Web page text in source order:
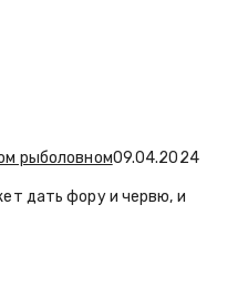
рыболовном09.04.2024
дать фору и червю, и